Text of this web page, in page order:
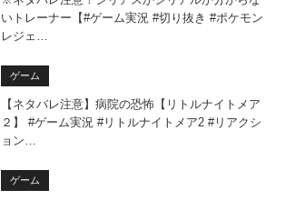
いトレーナー【#ゲーム実況 #切り抜き #ポケモン
レジェ…
ゲーム
【ネタバレ注意】病院の恐怖【リトルナイトメア
２】 #ゲーム実況 #リトルナイトメア2 #リアクシ
ョン…
ゲーム